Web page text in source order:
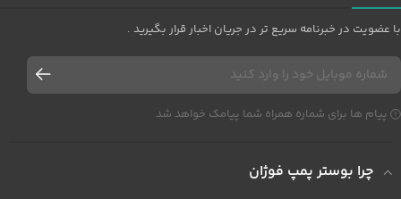
با عضویت در خبرنامه سریع تر در جریان اخبار قرار بگیرید .
پیام ها برای شماره همراه شما پیامک خواهد شد
چرا بوستر پمپ فوژان